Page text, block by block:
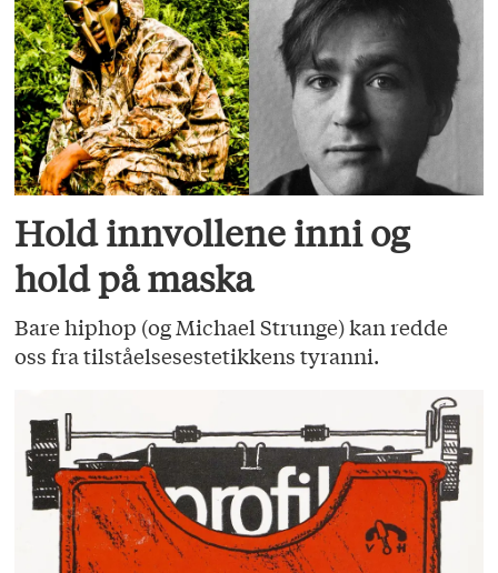
Hold innvollene inni og
hold på maska
Bare hiphop (og Michael Strunge) kan redde
oss fra tilståelsesestetikkens tyranni.